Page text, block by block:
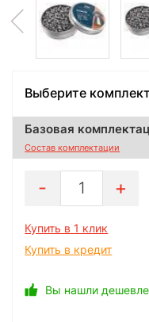
Выберите
Базовая
Состав комплектации
1
Купить в 1 клик
Купить в кредит
Вы нашли